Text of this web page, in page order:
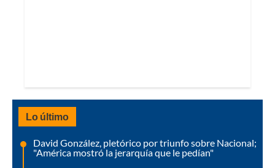
Lo último
David González, pletórico por triunfo sobre Nacional;
"América mostró la jerarquía que le pedían"